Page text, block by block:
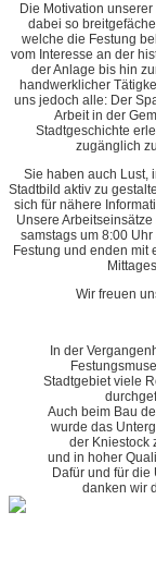
Die Motivation
dabei so
welche die Festung
vom Interesse an der
der Anlage bis hin
handwerklicher
uns jedoch alle: Der
Arbeit in der
Stadtgeschichte
zugänglich
Sie haben auch Lust,
Stadtbild aktiv zu
sich für nähere
Unsere Arbeitseinsätze
samstags um 8:00
Festung und enden mit
Wir freuen
In der
Stadtgebiet viele
Auch beim Bau
wurde das
der Kniestock
und in hoher
Dafür und für die
danken wir